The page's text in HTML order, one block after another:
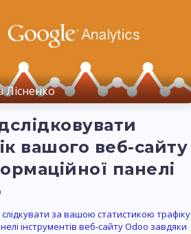
Лісненко
вашого веб-сайту
панелі
за вашою статистикою трафіку
інструментів веб-сайту Odoo завдяки